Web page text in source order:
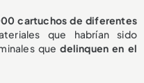
cartuchos de diferentes
que habrían sido
quedelinquen en el